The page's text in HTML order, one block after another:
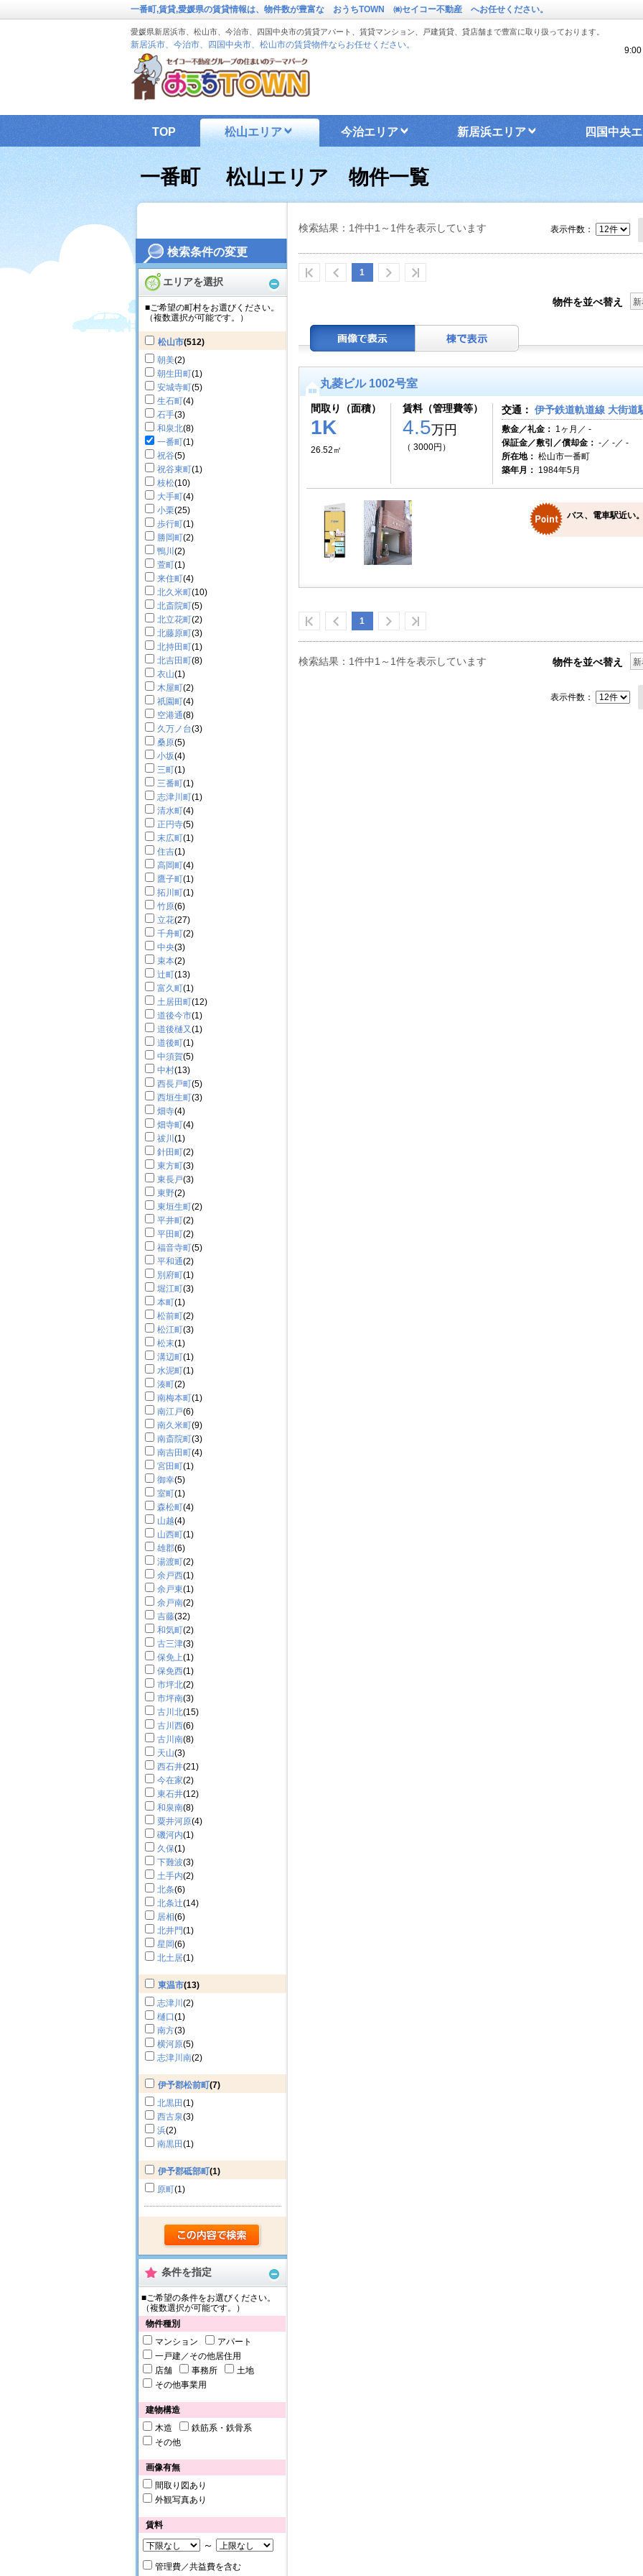
検索条件の変更
エリアを選択
■ご希望の町村をお選びください。
（複数選択が可能です。）
松山市(512)
朝美(2)
朝生田町(1)
安城寺町(5)
生石町(4)
石手(3)
和泉北(8)
一番町(1)
祝谷(5)
祝谷東町(1)
枝松(10)
大手町(4)
小栗(25)
歩行町(1)
勝岡町(2)
鴨川 (2)
萱町(1)
来住町(4)
北久米町(10)
北斎院町(5)
北立花町(2)
北藤原町(3)
北持田町(1)
北吉田町(8)
衣山(1)
木屋町(2)
祇園町(4)
空港通(8)
久万ノ台(3)
桑原(5)
小坂(4)
三町(1)
三番町(1)
志津川町(1)
清水町(4)
正円寺(5)
末広町(1)
住吉(1)
高岡町(4)
鷹子町(1)
拓川町(1)
竹原(6)
立花(27)
千舟町(2)
中央(3)
束本(2)
辻町(13)
富久町(1)
土居田町(12)
道後今市(1)
道後樋又(1)
道後町(1)
中須賀(5)
中村(13)
西長戸町(5)
西垣生町(3)
畑寺(4)
畑寺町(4)
祓川 (1)
針田町(2)
東方町(3)
東長戸(3)
東野(2)
東垣生町(2)
平井町(2)
平田町(2)
福音寺町(5)
平和通(2)
別府町(1)
堀江町(3)
本町(1)
松前町(2)
松江町(3)
松末(1)
溝辺町(1)
水泥町(1)
湊町(2)
南梅本町(1)
南江戸(6)
南久米町(9)
南斎院町(3)
南吉田町(4)
宮田町(1)
御幸(5)
室町(1)
森松町(4)
山越(4)
山西町(1)
雄郡(6)
湯渡町(2)
余戸西(1)
余戸東(1)
余戸南(2)
吉藤(32)
和気町(2)
古三津(3)
保免上(1)
保免西(1)
市坪北(2)
市坪南(3)
古川北(15)
古川西(6)
古川南(8)
天山(3)
西石井(21)
今在家(2)
東石井(12)
和泉南(8)
粟井河原(4)
磯河内(1)
久保(1)
下難波(3)
土手内(2)
北条(6)
北条辻(14)
居相(6)
北井門(1)
星岡(6)
北土居(1)
東温市(13)
志津川 (2)
樋口(1)
南方(3)
横河原(5)
志津川南(2)
伊予郡松前町(7)
北黒田(1)
西古泉(3)
浜(2)
南黒田(1)
伊予郡砥部町(1)
原町(1)
条件を指定
■ご希望の条件をお選びください。
（複数選択が可能です。）
物件種別
マンション
アパート
一戸建／その他居住用
店舗
事務所
土地
その他事業用
建物構造
木造
鉄筋系・鉄骨系
その他
画像有無
間取り図あり
外観写真あり
賃料
～
管理費／共益費を含む
一番町,賃貸,愛媛県の賃貸情報は、物件数が豊富な おうちTOWN ㈱セイコー不動産 へお任せください。
愛媛県新居浜市、松山市、今治市、四国中央市の賃貸アパート、賃貸マンション、戸建賃貸、貸店舗まで豊富に取り扱っております。
新居浜市、今治市、四国中央市、松山市の賃貸物件ならお任せください。
TOP 松山エリア 今治エリア 新居浜エリア 四国中央
一番町 松山エリア 物件一覧
検索結果：1件中1～1件を表示しています
1
表示件数：
物件を並べ替え
丸菱ビル 1002号室
間取り（面積）
1K
26.52㎡
賃料（管理費等）
4.5万円
（ 3000円）
交通： 伊予鉄道軌道線 大街道
敷金／礼金： 1ヶ月／ -
保証金／敷引／償却金： -／ -／ -
所在地： 松山市一番町
築年月： 1984年5月
バス、電車駅近い
物件を並べ替え
1
表示件数：
検索結果：1件中1～1件を表示しています